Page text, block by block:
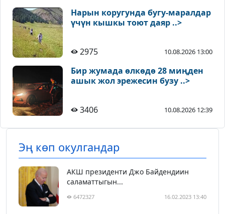
Нарын коругунда бугу-маралдар
үчүн кышкы тоют даяр ..>
2975 10.08.2026 13:00
Бир жумада өлкөдө 28 миңден
ашык жол эрежесин бузу ..>
3406 10.08.2026 12:39
Эң көп окулгандар
АКШ президенти Джо Байдендиин
саламаттыгын...
6472327 16.02.2023 13:40